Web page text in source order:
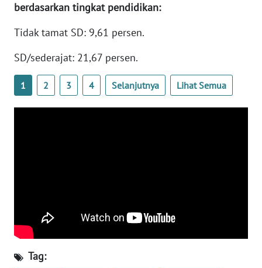
berdasarkan tingkat pendidikan:
Tidak tamat SD: 9,61 persen.
SD/sederajat: 21,67 persen.
1 2 3 4 Selanjutnya Lihat Semua
Tag:
WN
WN
BANTEN
WN
NTT
WN
PAPUA
BARAT